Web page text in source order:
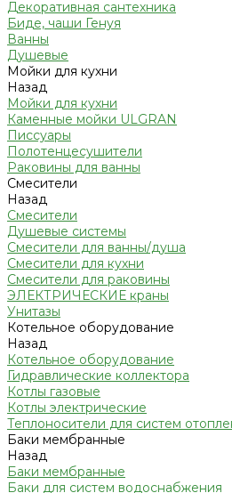
Декоративная сантехника
Биде, чаши Генуя
Ванны
Душевые
Мойки для кухни
Назад
Мойки для кухни
Каменные мойки ULGRAN
Писсуары
Полотенцесушители
Раковины для ванны
Смесители
Назад
Смесители
Душевые системы
Смесители для ванны/душа
Смесители для кухни
Смесители для раковины
ЭЛЕКТРИЧЕСКИЕ краны
Унитазы
Котельное оборудование
Назад
Котельное оборудование
Гидравлические коллектора
Котлы газовые
Котлы электрические
Теплоносители для систем
Баки мембранные
Назад
Баки мембранные
Баки для систем водоснабжения